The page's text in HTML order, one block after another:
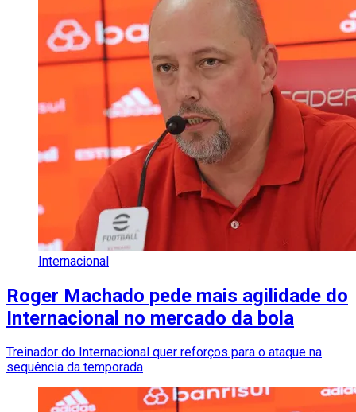
Internacional
Roger Machado pede mais agilidade do
Internacional no mercado da bola
Treinador do Internacional quer reforços para o ataque na
sequência da temporada